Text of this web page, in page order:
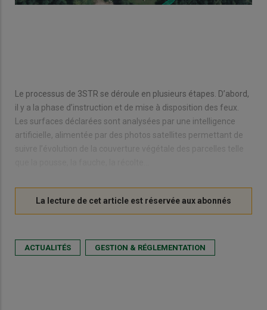
Le processus de 3STR se déroule en plusieurs étapes. D’abord,
il y a la phase d’instruction et de mise à disposition des feux.
Les surfaces déclarées sont analysées par une intelligence
artificielle, alimentée par des photos satellites permettant de
suivre l’évolution de la couverture végétale des parcelles telle
ACTUALITÉS GESTION & RÉGLEMENTATION